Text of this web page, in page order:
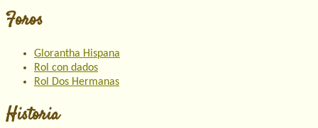
Foros
Glorantha Hispana
Rol con dados
Rol Dos Hermanas
Historia